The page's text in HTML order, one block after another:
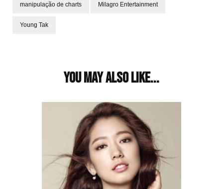
manipulação de charts Milagro Entertainment
Young Tak
You may also like...